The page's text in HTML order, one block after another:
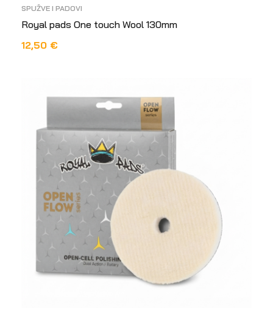
SPUŽVE I PADOVI
Royal pads One touch Wool 130mm
12,50 €